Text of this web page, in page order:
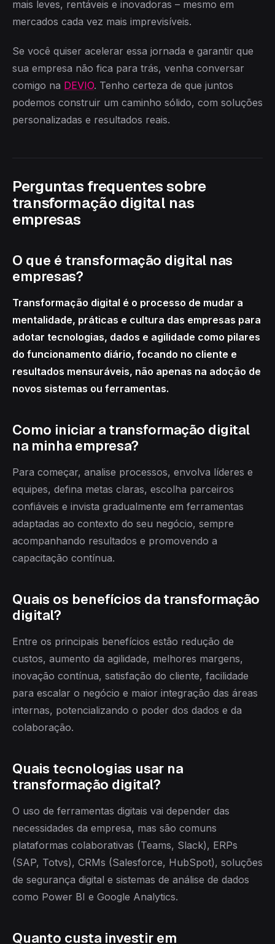
mais leves, rentáveis e inovadoras – mesmo em
mercados cada vez mais imprevisíveis.
Se você quiser acelerar essa jornada e garantir que
sua empresa não fica para trás, venha conversar
comigo na DEVIO. Tenho certeza de que juntos
podemos construir um caminho sólido, com soluções
personalizadas e resultados reais.
Perguntas frequentes sobre
transformação digital nas
empresas
O que é transformação digital nas
empresas?
Transformação digital é o processo de mudar a
mentalidade, práticas e cultura das empresas para
adotar tecnologias, dados e agilidade como pilares
do funcionamento diário, focando no cliente e
resultados mensuráveis, não apenas na adoção de
novos sistemas ou ferramentas.
Como iniciar a transformação digital
na minha empresa?
Para começar, analise processos, envolva líderes e
equipes, defina metas claras, escolha parceiros
confiáveis e invista gradualmente em ferramentas
adaptadas ao contexto do seu negócio, sempre
acompanhando resultados e promovendo a
capacitação contínua.
Quais os benefícios da transformação
digital?
Entre os principais benefícios estão redução de
custos, aumento da agilidade, melhores margens,
inovação contínua, satisfação do cliente, facilidade
para escalar o negócio e maior integração das áreas
internas, potencializando o poder dos dados e da
colaboração.
Quais tecnologias usar na
transformação digital?
O uso de ferramentas digitais vai depender das
necessidades da empresa, mas são comuns
plataformas colaborativas (Teams, Slack), ERPs
(SAP, Totvs), CRMs (Salesforce, HubSpot), soluções
de segurança digital e sistemas de análise de dados
como Power BI e Google Analytics.
Quanto custa investir em